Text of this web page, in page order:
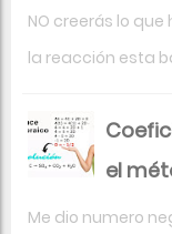
NO creerás lo que
la reacción esta
el
Me dio numero